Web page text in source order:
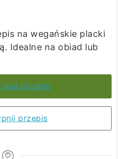
na wegańskie placki
Idealne na obiad lub
przepis
przepis